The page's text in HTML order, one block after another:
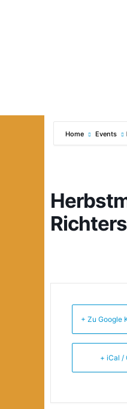
Home Events
+ Zu Google
+ iCal /